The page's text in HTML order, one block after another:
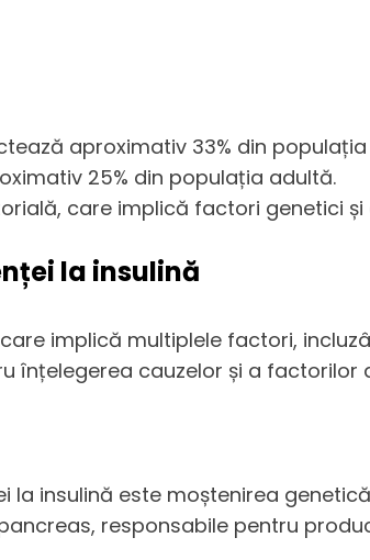
aproximativ 33% din populația
25% din populația adultă.
care implică factori genetici și
la insulină
implică multiplele factori,
cauzelor și a factorilor
la insulină este moștenirea
responsabile pentru